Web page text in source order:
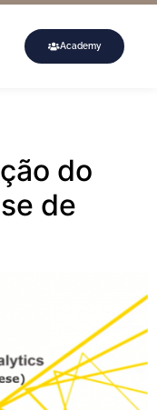
Academy
do
de